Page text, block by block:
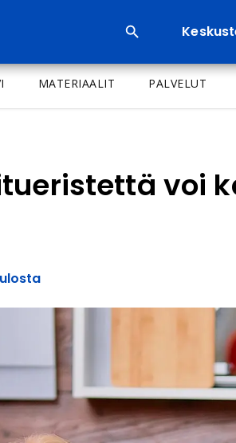
MATERIAALIT PALVELUT
voi